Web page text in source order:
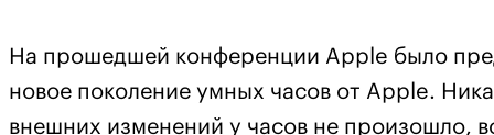
На прошедшей конференции Apple было
новое поколение умных часов от Apple.
внешних изменений у часов не произошло,